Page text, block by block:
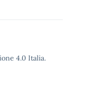
4.0 Italia.